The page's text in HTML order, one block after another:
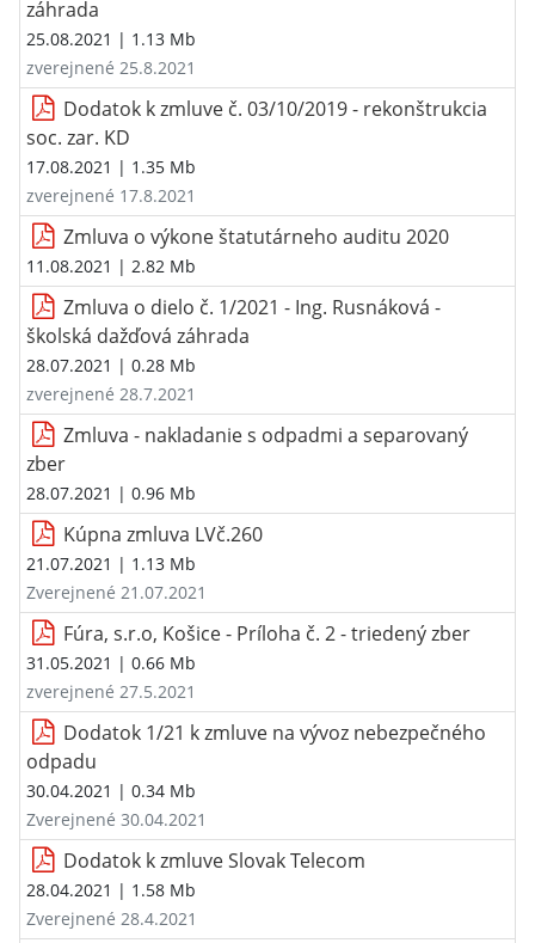
záhrada
25.08.2021 | 1.13 Mb
zverejnené 25.8.2021
Dodatok k zmluve č. 03/10/2019 - rekonštrukcia
soc. zar. KD
17.08.2021 | 1.35 Mb
zverejnené 17.8.2021
Zmluva o výkone štatutárneho auditu 2020
11.08.2021 | 2.82 Mb
Zmluva o dielo č. 1/2021 - Ing. Rusnáková -
školská dažďová záhrada
28.07.2021 | 0.28 Mb
zverejnené 28.7.2021
Zmluva - nakladanie s odpadmi a separovaný
zber
28.07.2021 | 0.96 Mb
Kúpna zmluva LVč.260
21.07.2021 | 1.13 Mb
Zverejnené 21.07.2021
Fúra, s.r.o, Košice - Príloha č. 2 - triedený zber
31.05.2021 | 0.66 Mb
zverejnené 27.5.2021
Dodatok 1/21 k zmluve na vývoz nebezpečného
odpadu
30.04.2021 | 0.34 Mb
Zverejnené 30.04.2021
Dodatok k zmluve Slovak Telecom
28.04.2021 | 1.58 Mb
Zverejnené 28.4.2021